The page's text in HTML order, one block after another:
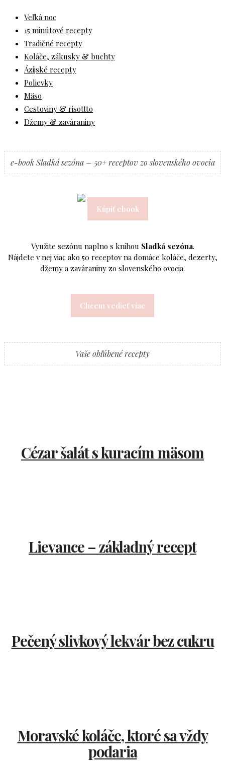
Veľká noc
15 minútové recepty
Tradičné recepty
Koláče, zákusky & buchty
Ázijské recepty
Polievky
Mäso
Cestoviny & risottto
Džemy & zaváraniny
e-book Sladká sezóna – 50+ receptov zo slovenského ovocia
Kúpiť ebook
Využite sezónu naplno s knihou Sladká sezóna.
Nájdete v nej viac ako 50 receptov na domáce koláče, dezerty,
džemy a zaváraniny zo slovenského ovocia.
Chcem vedieť viac
Vaše obľúbené recepty
Cézar šalát s kuracím mäsom
Lievance – základný recept
Pečený slivkový lekvár bez cukru
Moravské koláče, ktoré sa vždy
podaria